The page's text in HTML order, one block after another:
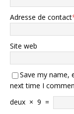
Adresse de contact
Site web
Save my name,
next time I
deux × 9 =